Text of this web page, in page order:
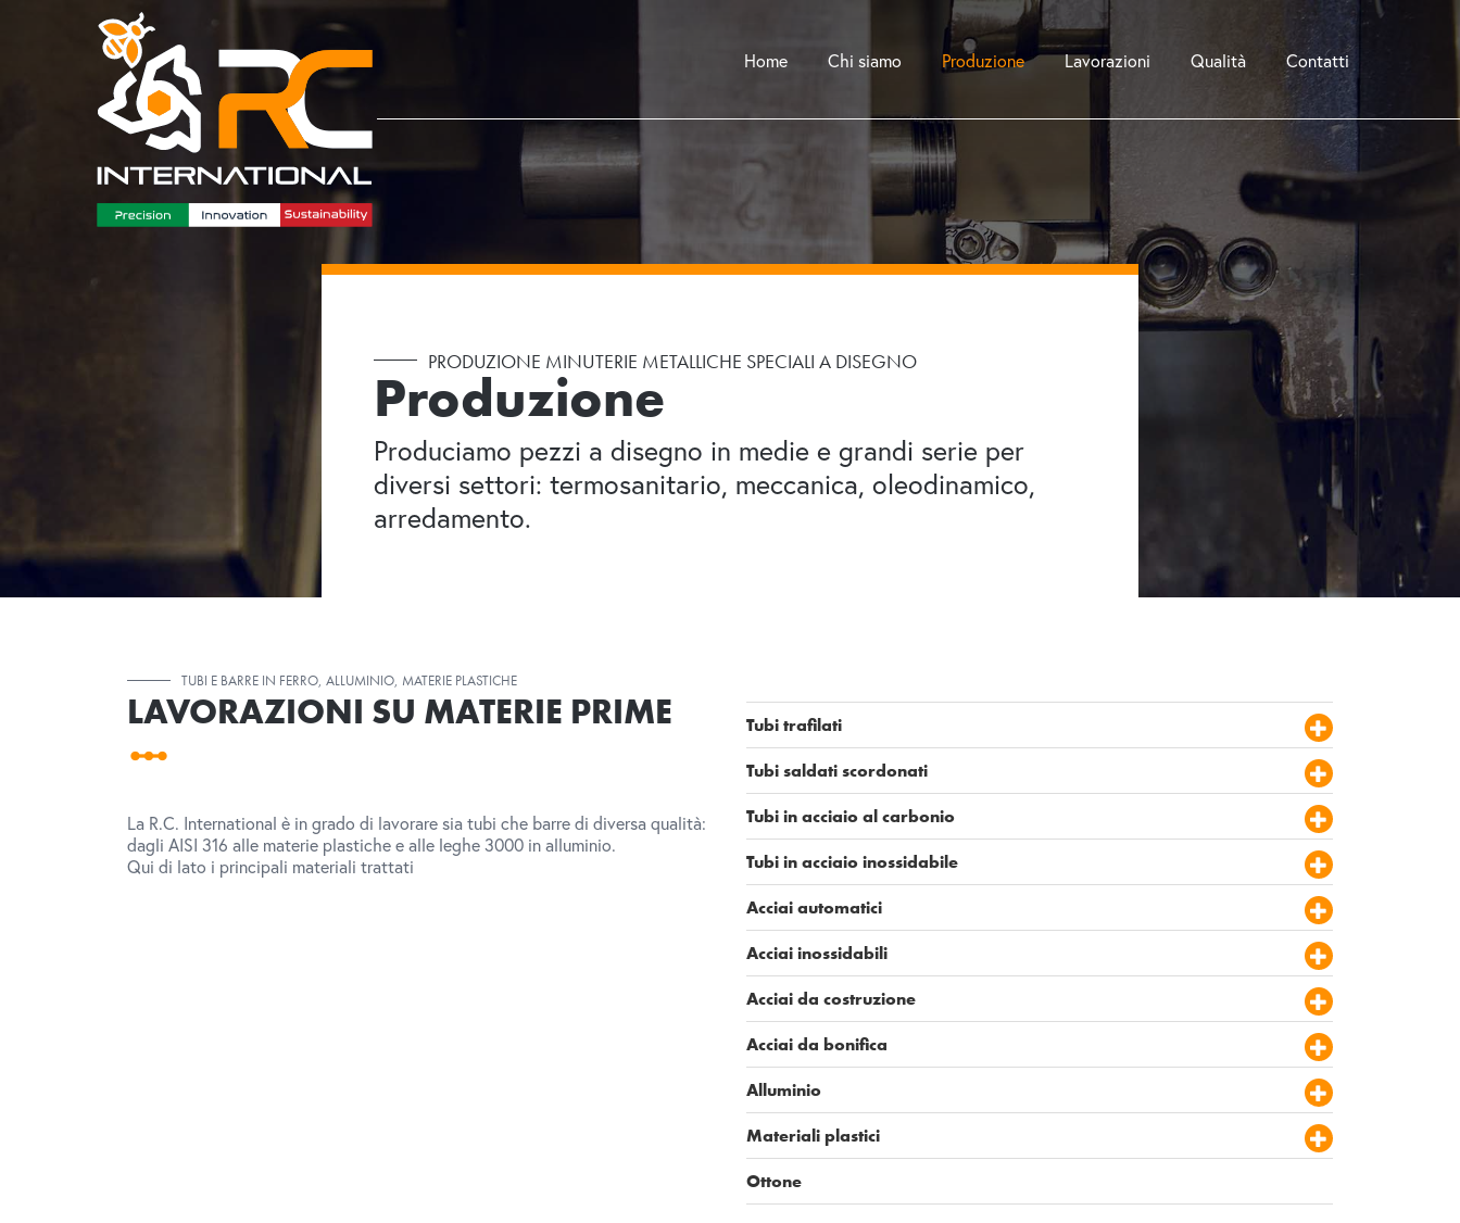
Home Chi siamo Produzione Lavorazioni Qualità Contatti
PRODUZIONE MINUTERIE METALLICHE SPECIALI A DISEGNO
Produzione
Produciamo pezzi a disegno in medie e grandi serie per
diversi settori: termosanitario, meccanica, oleodinamico,
arredamento.
TUBI E BARRE IN FERRO, ALLUMINIO, MATERIE PLASTICHE
LAVORAZIONI SU MATERIE PRIME
La R.C. International è in grado di lavorare sia tubi che barre di diversa qualità:
dagli AISI 316 alle materie plastiche e alle leghe 3000 in alluminio.
Qui di lato i principali materiali trattati
Tubi trafilati
Tubi saldati scordonati
Tubi in acciaio al carbonio
Tubi in acciaio inossidabile
Acciai automatici
Acciai inossidabili
Acciai da costruzione
Acciai da bonifica
Alluminio
Materiali plastici
Ottone